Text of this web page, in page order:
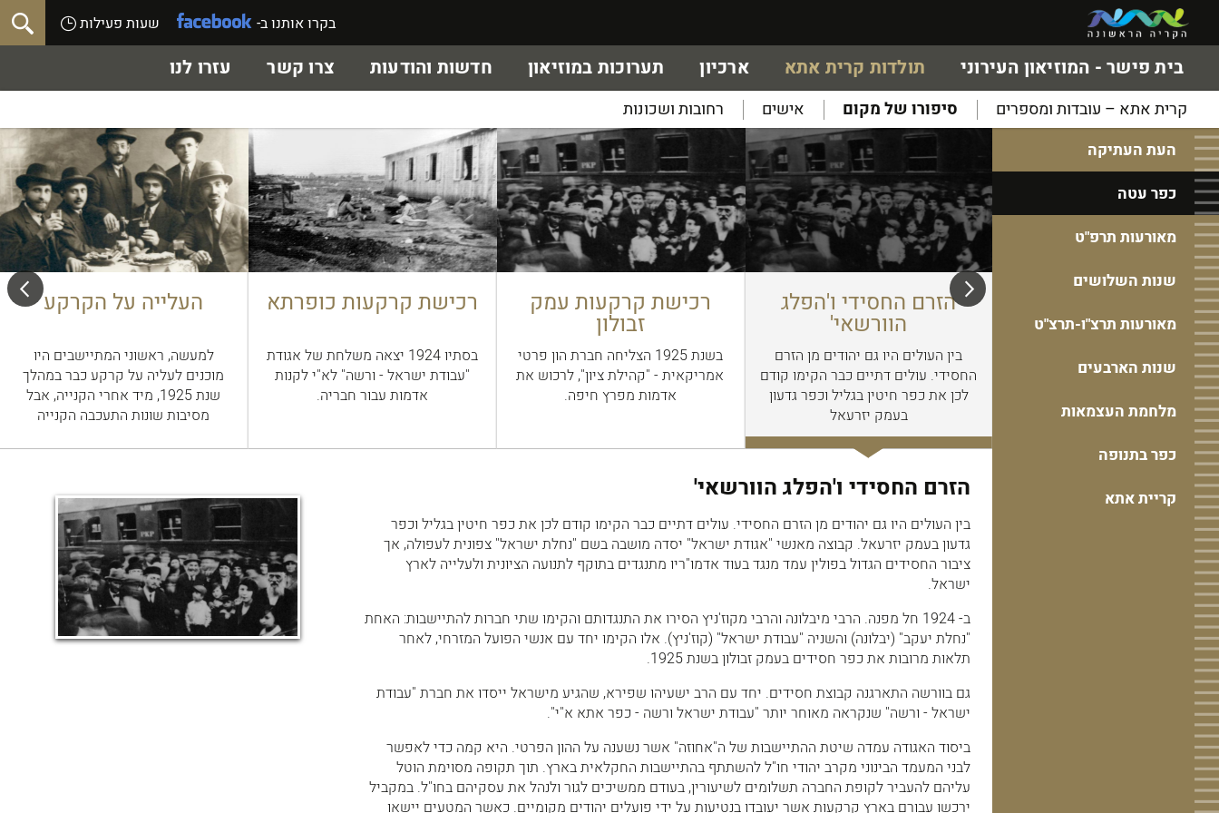
בקרו אותנו ב- שעות פעילות
בית פישר - המוזיאון העירוני תולדות קרית אתא
קרית אתא – עובדות ומספרים סיפורו של מקום אישים רחובות ושכונות
ארכיון תערוכות במוזיאון חדשות והודעות צרו קשר עזרו לנו
העת העתיקה
כפר עטה
מאורעות תרפ"ט
שנות השלושים
מאורעות תרצ"ו-תרצ"ט
שנות הארבעים
מלחמת העצמאות
כפר בתנופה
קריית אתא
מייסדי קריית אתא נמנים עם אנשי
זו הייתה המונית ובלתי מתוכננת
מבחינת המוסדות הלאומיים.
הזרם החסידי ו'הפלג
הוורשאי'
בין העולים היו גם יהודים מן הזרם
החסידי. עולים דתיים כבר הקימו קודם
לכן את כפר חיטין בגליל וכפר גדעון
בעמק יזרעאל
רכישת קרקעות עמק
זבולון
בשנת 1925 הצליחה חברת הון פרטי
אמריקאית - "קהילת ציון", לרכוש את
אדמות מפרץ חיפה.
רכישת קרקעות כופרתא
בסתיו 1924 יצאה משלחת של אגודת
"עבודת ישראל - ורשה" לא"י לקנות
אדמות עבור חבריה.
העלייה על הקרקע
למעשה, ראשוני המתיישבים היו
מוכנים לעליה על קרקע כבר במהלך
שנת 1925, מיד אחרי הקנייה, אבל
מסיבות שונות התעכבה הקנייה
הזרם החסידי ו'הפלג הוורשאי'
בין העולים היו גם יהודים מן הזרם החסידי. עולים דתיים כבר הקימו קודם לכן את כפר חיטין בגליל וכפר
גדעון בעמק יזרעאל. קבוצה מאנשי "אגודת ישראל" יסדה מושבה בשם "נחלת ישראל" צפונית לעפולה, אך
ציבור החסידים הגדול בפולין עמד מנגד בעוד אדמו"ריו מתנגדים בתוקף לתנועה הציונית ולעלייה לארץ
ישראל.
ב- 1924 חל מפנה. הרבי מיבלונה והרבי מקוז'ניץ הסירו את התנגדותם והקימו שתי חברות להתיישבות: האחת
"נחלת יעקב" (יבלונה) והשניה "עבודת ישראל" (קוז'ניץ). אלו הקימו יחד עם אנשי הפועל המזרחי, לאחר
תלאות מרובות את כפר חסידים בעמק זבולון בשנת 1925.
גם בוורשה התארגנה קבוצת חסידים. יחד עם הרב ישעיהו שפירא, שהגיע מישראל ייסדו את חברת "עבודת
ישראל - ורשה" שנקראה מאוחר יותר "עבודת ישראל ורשה - כפר אתא א"י".
ביסוד האגודה עמדה שיטת ההתיישבות של ה"אחוזה" אשר נשענה על ההון הפרטי. היא קמה כדי לאפשר
לבני המעמד הבינוני מקרב יהודי חו"ל להשתתף בהתיישבות החקלאית בארץ. תוך תקופה מסוימת הוטל
עליהם להעביר לקופת החברה תשלומים לשיעורין, בעודם ממשיכים לגור ולנהל את עסקיהם בחו"ל. במקביל
ירכשו עבורם בארץ קרקעות אשר יעובדו בנטיעות על ידי פועלים יהודים מקומיים. כאשר המטעים יישאו